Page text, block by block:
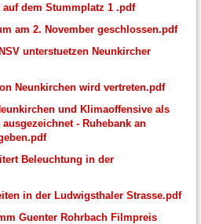
dem Stummplatz 1 .pdf
am 2. November geschlossen.pdf
unterstuetzen Neunkircher
Neunkirchen wird vertreten.pdf
und Klimaoffensive als
- Ruhebank an
Beleuchtung in der
in der Ludwigsthaler Strasse.pdf
Guenter Rohrbach Filmpreis